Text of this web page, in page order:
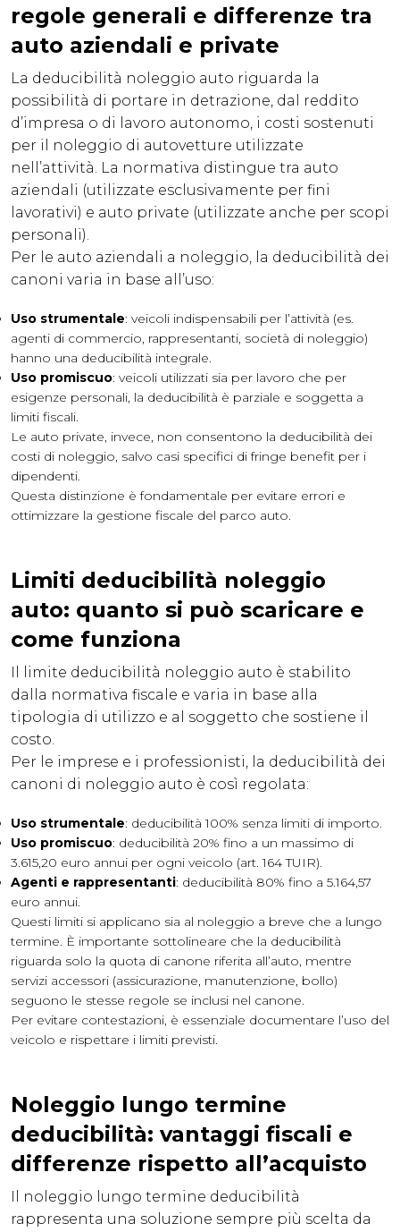
regole generali e differenze tra
auto aziendali e private
La deducibilità noleggio auto riguarda la
possibilità di portare in detrazione, dal reddito
d’impresa o di lavoro autonomo, i costi sostenuti
per il noleggio di autovetture utilizzate
nell’attività. La normativa distingue tra auto
aziendali (utilizzate esclusivamente per fini
lavorativi) e auto private (utilizzate anche per scopi
personali).
Per le auto aziendali a noleggio, la deducibilità dei
canoni varia in base all’uso:
Uso strumentale: veicoli indispensabili per l’attività (es.
agenti di commercio, rappresentanti, società di noleggio)
hanno una deducibilità integrale.
Uso promiscuo: veicoli utilizzati sia per lavoro che per
esigenze personali, la deducibilità è parziale e soggetta a
limiti fiscali.
Le auto private, invece, non consentono la deducibilità dei
costi di noleggio, salvo casi specifici di fringe benefit per i
dipendenti.
Questa distinzione è fondamentale per evitare errori e
ottimizzare la gestione fiscale del parco auto.
Limiti deducibilità noleggio
auto: quanto si può scaricare e
come funziona
Il limite deducibilità noleggio auto è stabilito
dalla normativa fiscale e varia in base alla
tipologia di utilizzo e al soggetto che sostiene il
costo.
Per le imprese e i professionisti, la deducibilità dei
canoni di noleggio auto è così regolata:
Uso strumentale: deducibilità 100% senza limiti di importo.
Uso promiscuo: deducibilità 20% fino a un massimo di
3.615,20 euro annui per ogni veicolo (art. 164 TUIR).
Agenti e rappresentanti: deducibilità 80% fino a 5.164,57
euro annui.
Questi limiti si applicano sia al noleggio a breve che a lungo
termine. È importante sottolineare che la deducibilità
riguarda solo la quota di canone riferita all’auto, mentre
servizi accessori (assicurazione, manutenzione, bollo)
seguono le stesse regole se inclusi nel canone.
Per evitare contestazioni, è essenziale documentare l’uso del
veicolo e rispettare i limiti previsti.
Noleggio lungo termine
deducibilità: vantaggi fiscali e
differenze rispetto all’acquisto
Il noleggio lungo termine deducibilità
rappresenta una soluzione sempre più scelta da